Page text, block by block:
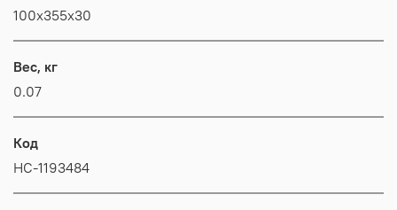
100x355x30
Вес, кг
0.07
Код
НС-1193484